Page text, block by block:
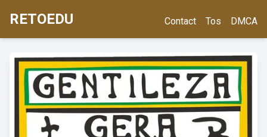
RETOEDU Contact Tos DMCA